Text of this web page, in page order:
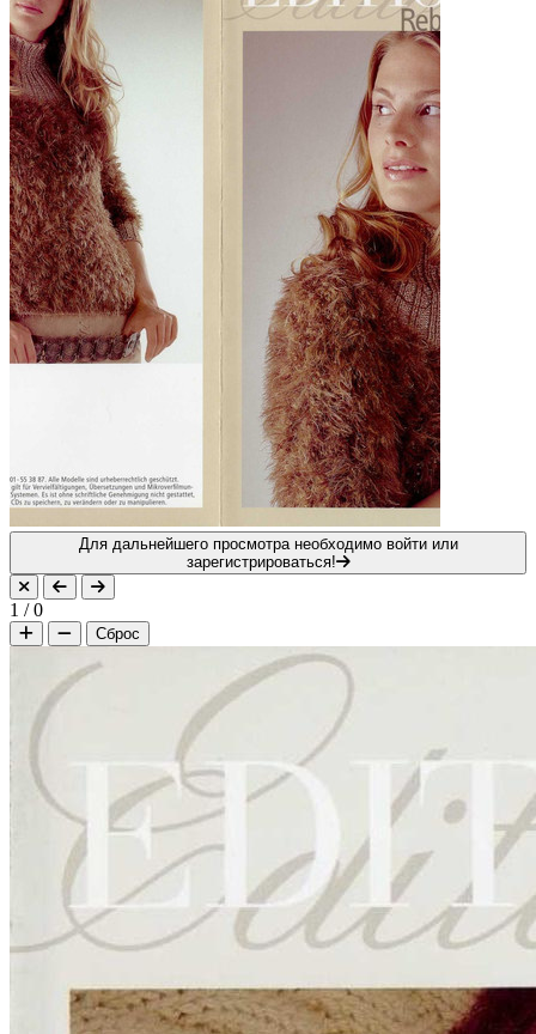
Для дальнейшего просмотра необходимо войти или
зарегистрироваться!
1 /0
Сброс